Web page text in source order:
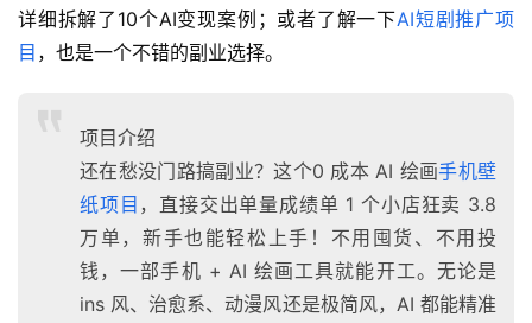
详细拆解了10个AI变现案例；或者了解一下AI短剧推广项
目 ，也是一个不错的副业选择。
项目介绍
还在愁没门路搞副业？这个0 成本 AI 绘画手机壁
纸项目 ，直接交出单量成绩单 1 个小店狂卖 3.8
万单，新手也能轻松上手！不用囤货、不用投
钱，一部手机 + AI 绘画工具就能开工。无论是
ins 风、治愈系、动漫风还是极简风，AI 都能精准